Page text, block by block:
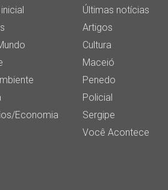
Últimas notícias
Artigos
Cultura
Maceió
Penedo
Policial
Economia
Sergipe
Você Acontece